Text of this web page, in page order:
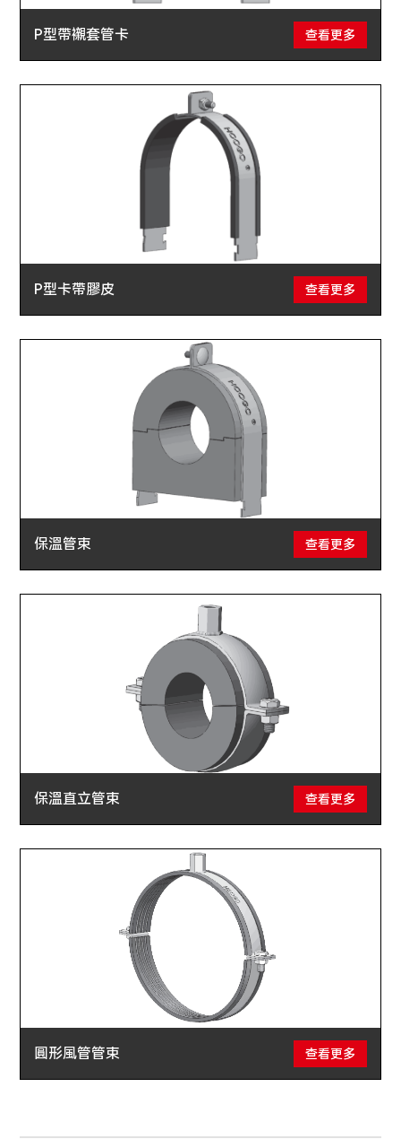
P型帶襯套管卡 查看更多
P型卡帶膠皮 查看更多
保溫管束 查看更多
保溫直立管束 查看更多
圓形風管管束 查看更多